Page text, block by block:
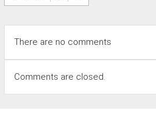
There are no comments
Comments are closed.